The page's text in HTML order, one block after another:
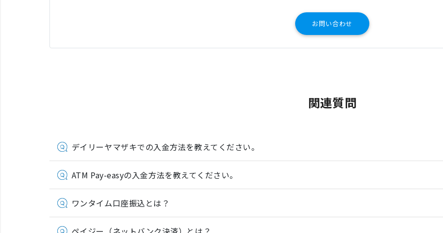
お問い合わせ
関連質問
デイリーヤマザキでの入金方法を教えてください。
ATM Pay-easyの入金方法を教えてください。
ワンタイム口座振込とは？